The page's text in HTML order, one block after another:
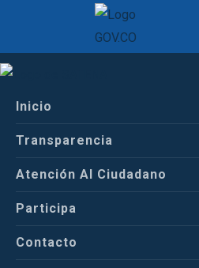
Inicio
Transparencia
Atención Al Ciudadano
Participa
Contacto
Inicio
Conoce a Satena
información
Informe de